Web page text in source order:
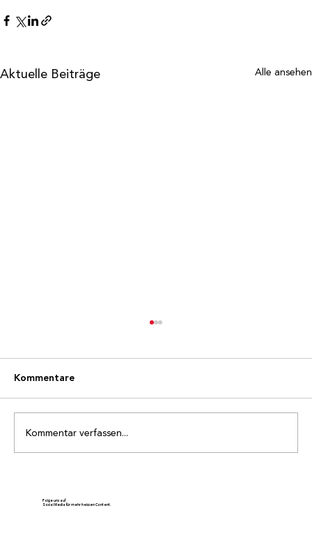
Aktuelle Beiträge Alle ansehen
Jahre alt
Kommentare
Kommentar verfassen...
Folge uns auf
Social Media für mehr heissen Content.